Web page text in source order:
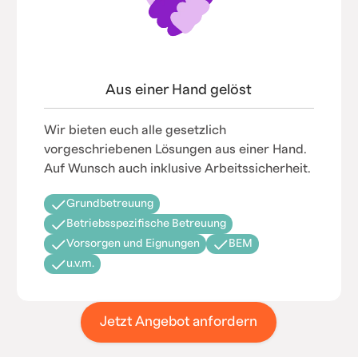
Aus einer Hand gelöst
Wir bieten euch alle gesetzlich
vorgeschriebenen Lösungen aus einer Hand.
Auf Wunsch auch inklusive Arbeitssicherheit.
Grundbetreuung
Betriebsspezifische Betreuung
Vorsorgen und Eignungen
BEM
u.v.m.
Jetzt Angebot anfordern